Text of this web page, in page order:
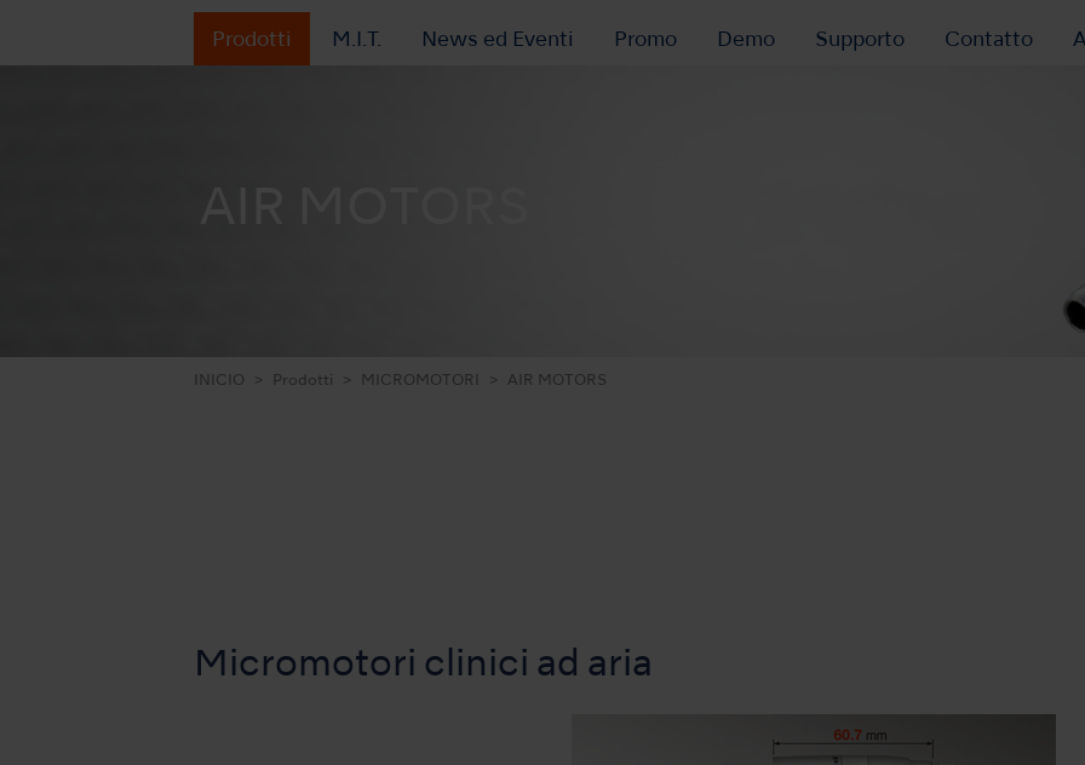
Prodotti M.I.T. News ed Eventi Promo Demo Supporto Contatto
INICIO Prodotti MICROMOTORI AIR MOTORS
Micromotori clinici ad aria